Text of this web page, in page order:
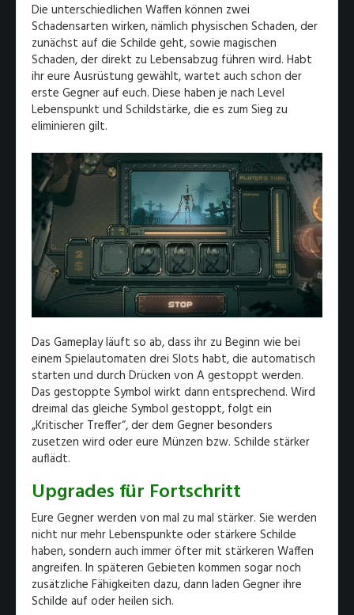
Die unterschiedlichen Waffen können zwei
Schadensarten wirken, nämlich physischen Schaden, der
zunächst auf die Schilde geht, sowie magischen
Schaden, der direkt zu Lebensabzug führen wird. Habt
ihr eure Ausrüstung gewählt, wartet auch schon der
erste Gegner auf euch. Diese haben je nach Level
Lebenspunkt und Schildstärke, die es zum Sieg zu
eliminieren gilt.
Das Gameplay läuft so ab, dass ihr zu Beginn wie bei
einem Spielautomaten drei Slots habt, die automatisch
starten und durch Drücken von A gestoppt werden.
Das gestoppte Symbol wirkt dann entsprechend. Wird
dreimal das gleiche Symbol gestoppt, folgt ein
„Kritischer Treffer“, der dem Gegner besonders
zusetzen wird oder eure Münzen bzw. Schilde stärker
auflädt.
Upgrades für Fortschritt
Eure Gegner werden von mal zu mal stärker. Sie werden
nicht nur mehr Lebenspunkte oder stärkere Schilde
haben, sondern auch immer öfter mit stärkeren Waffen
angreifen. In späteren Gebieten kommen sogar noch
zusätzliche Fähigkeiten dazu, dann laden Gegner ihre
Schilde auf oder heilen sich.